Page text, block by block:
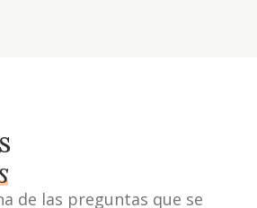
de las preguntas que se